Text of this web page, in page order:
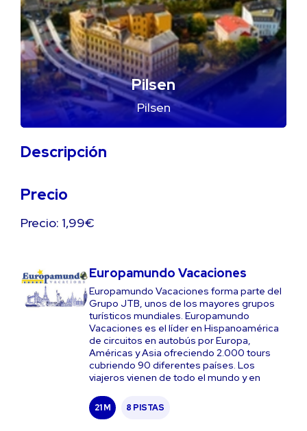
Pilsen
Pilsen
Descripción
Precio
Precio: 1,99€
Europamundo Vacaciones
Europamundo Vacaciones forma parte del
Grupo JTB, unos de los mayores grupos
turísticos mundiales. Europamundo
Vacaciones es el líder en Hispanoamérica
de circuitos en autobús por Europa,
Américas y Asia ofreciendo 2.000 tours
cubriendo 90 diferentes países. Los
viajeros vienen de todo el mundo y en
21 M 8 PISTAS